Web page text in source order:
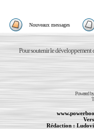
Nouveaux messages
Pour soutenir le développement
Powered
Rédaction :